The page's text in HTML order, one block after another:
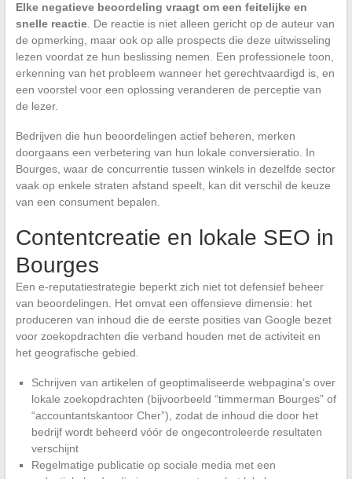
Elke negatieve beoordeling vraagt om een feitelijke en
snelle reactie. De reactie is niet alleen gericht op de auteur van
de opmerking, maar ook op alle prospects die deze uitwisseling
lezen voordat ze hun beslissing nemen. Een professionele toon,
erkenning van het probleem wanneer het gerechtvaardigd is, en
een voorstel voor een oplossing veranderen de perceptie van
de lezer.
Bedrijven die hun beoordelingen actief beheren, merken
doorgaans een verbetering van hun lokale conversieratio. In
Bourges, waar de concurrentie tussen winkels in dezelfde sector
vaak op enkele straten afstand speelt, kan dit verschil de keuze
van een consument bepalen.
Contentcreatie en lokale SEO in
Bourges
Een e-reputatiestrategie beperkt zich niet tot defensief beheer
van beoordelingen. Het omvat een offensieve dimensie: het
produceren van inhoud die de eerste posities van Google bezet
voor zoekopdrachten die verband houden met de activiteit en
het geografische gebied.
Schrijven van artikelen of geoptimaliseerde webpagina’s over
lokale zoekopdrachten (bijvoorbeeld “timmerman Bourges” of
“accountantskantoor Cher”), zodat de inhoud die door het
bedrijf wordt beheerd vóór de ongecontroleerde resultaten
verschijnt
Regelmatige publicatie op sociale media met een